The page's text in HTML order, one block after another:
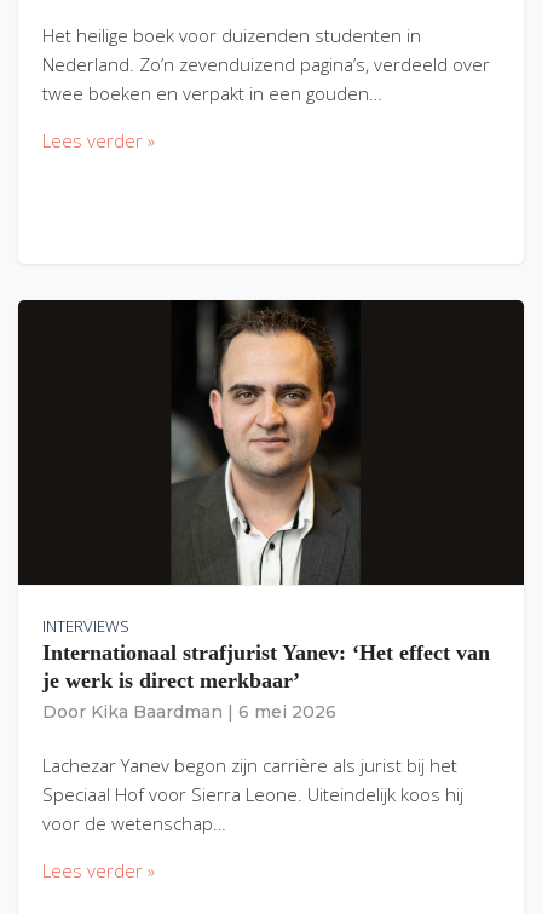
Het heilige boek voor duizenden studenten in
Nederland. Zo’n zevenduizend pagina’s, verdeeld over
twee boeken en verpakt in een gouden…
Lees verder »
INTERVIEWS
Internationaal strafjurist Yanev: ‘Het effect van
je werk is direct merkbaar’
Door Kika Baardman 6 mei 2026
Lachezar Yanev begon zijn carrière als jurist bij het
Speciaal Hof voor Sierra Leone. Uiteindelijk koos hij
voor de wetenschap…
Lees verder »